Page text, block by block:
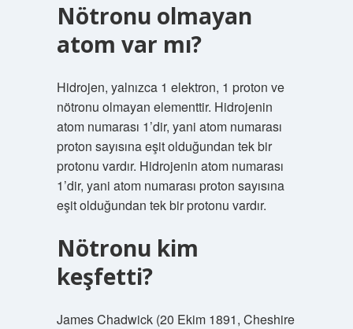
Nötronu olmayan
atom var mı?
Hidrojen, yalnızca 1 elektron, 1 proton ve
nötronu olmayan elementtir. Hidrojenin
atom numarası 1’dir, yani atom numarası
proton sayısına eşit olduğundan tek bir
protonu vardır. Hidrojenin atom numarası
1’dir, yani atom numarası proton sayısına
eşit olduğundan tek bir protonu vardır.
Nötronu kim
keşfetti?
James Chadwick (20 Ekim 1891, Cheshire